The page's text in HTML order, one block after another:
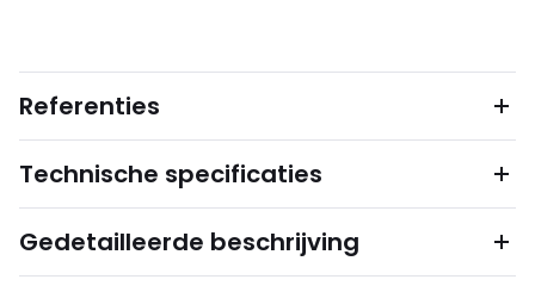
Referenties
Technische specificaties
Gedetailleerde beschrijving